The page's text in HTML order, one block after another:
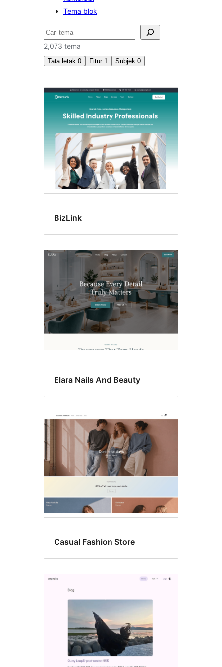
Tema blok
Cari
2,073 tema
Tata letak 0 Fitur 1 Subjek 0
Pola
editor
blok
BizLink
Elara Nails And Beauty
Casual Fashion Store